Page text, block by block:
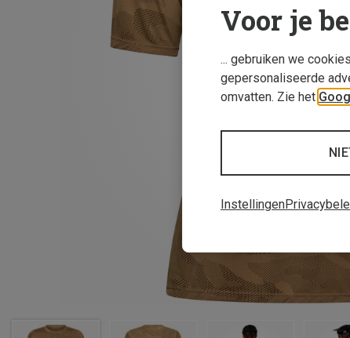
Voor je
... gebruiken we
gepersonaliseerde
omvatten. Zie het
Instellingen